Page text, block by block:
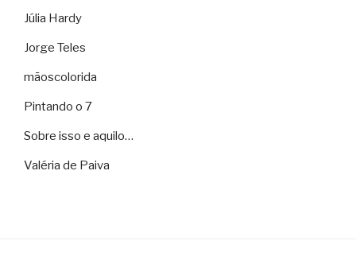
Júlia Hardy
Jorge Teles
mãoscolorida
Pintando o 7
Sobre isso e aquilo…
Valéria de Paiva